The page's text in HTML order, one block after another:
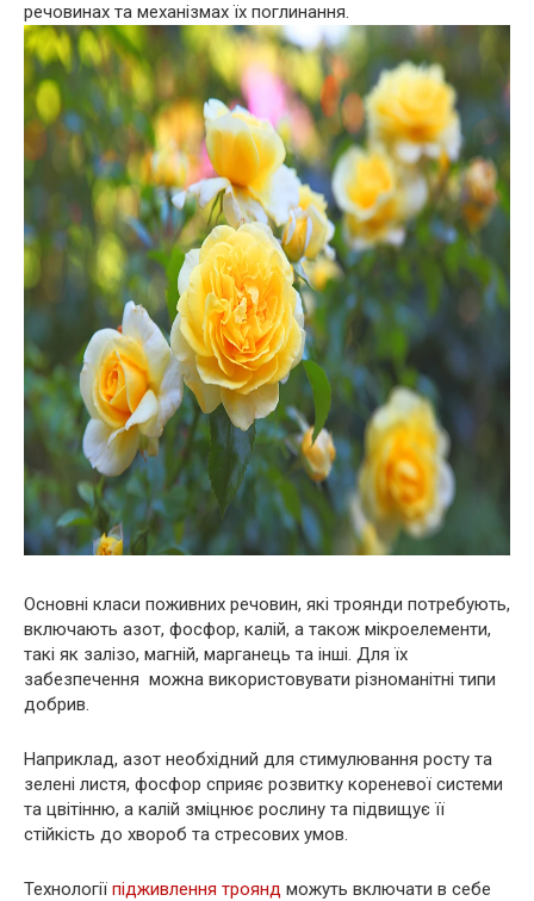
речовинах та механізмах їх поглинання.
Основні класи поживних речовин, які троянди потребують,
включають азот, фосфор, калій, а також мікроелементи,
такі як залізо, магній, марганець та інші. Для їх
забезпечення можна використовувати різноманітні типи
добрив.
Наприклад, азот необхідний для стимулювання росту та
зелені листя, фосфор сприяє розвитку кореневої системи
та цвітінню, а калій зміцнює рослину та підвищує її
стійкість до хвороб та стресових умов.
Технології підживлення троянд можуть включати в себе